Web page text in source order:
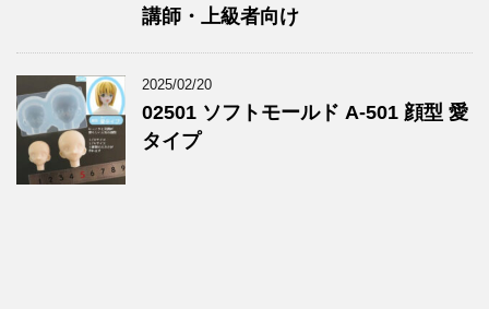
講師・上級者向け
2025/02/20
02501 ソフトモールド A-501 顔型 愛
タイプ